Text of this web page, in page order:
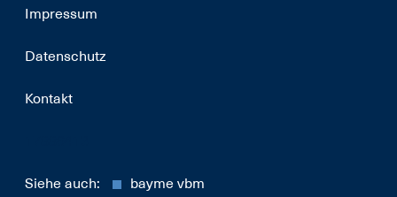
Impressum
Datenschutz
Kontakt
Siehe auch: bayme vbm